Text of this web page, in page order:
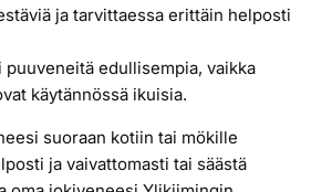
ja tarvittaessa erittäin helposti
puuveneitä edullisempia, vaikka
käytännössä ikuisia.
suoraan kotiin tai mökille
ja vaivattomasti tai säästä